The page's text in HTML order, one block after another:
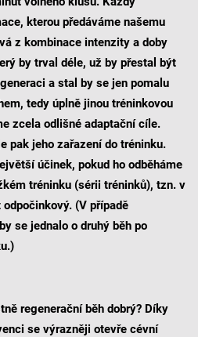
kterou předáváme našemu
z kombinace intenzity a doby
by trval déle, už by přestal být
a stal by se jen pomalu
tedy úplně jinou tréninkovou
zcela odlišné adaptační cíle.
pak jeho zařazení do tréninku.
účinek, pokud ho odběháme
tréninku (sérii tréninků), tzn. v
(V případě
se jednalo o druhý běh po
regenerační běh dobrý? Díky
se výrazněji otevře cévní